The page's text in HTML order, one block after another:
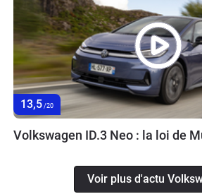
13,5 /20
Volkswagen ID.3 Neo : la loi de
Voir plus d'actu